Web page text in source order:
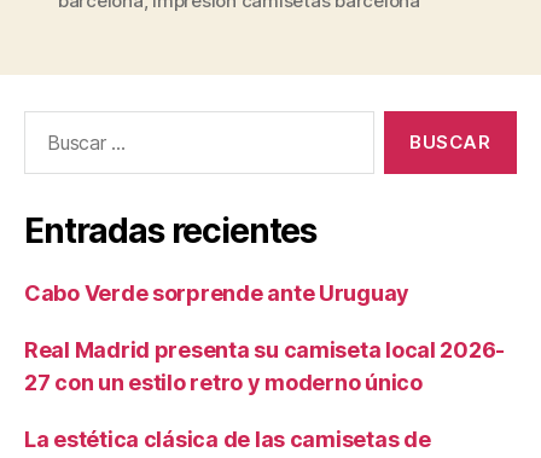
Entradas recientes
Cabo Verde sorprende ante Uruguay
Real Madrid presenta su camiseta local 2026-
27 con un estilo retro y moderno único
La estética clásica de las camisetas de